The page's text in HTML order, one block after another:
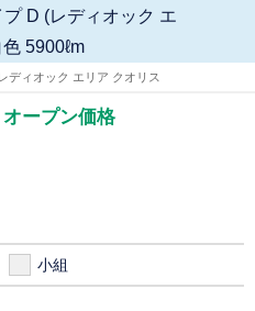
D (レディオック エ
リア クオリス タイプ D) 昼白色 5900ℓm
街路用照明 > LEDポールライト > レディオック エリア クオリス
オープン価格
小組